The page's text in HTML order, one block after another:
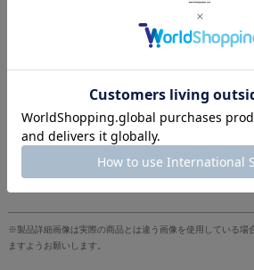
＜S＞ : 横幅 16.5cm x 高さ 15.0cm x マチ幅 10.5cm
＜M＞ : 横幅 20.5cm x 高さ 16.0cm x マチ幅
商品写真を見る
その他キッズ アクセサリー
※製品詳細画像は実際の商品とは違う画像を使用している場
ますようお願いします。